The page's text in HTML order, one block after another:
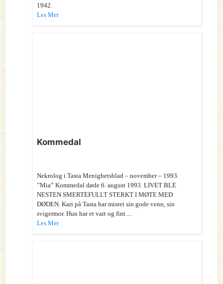
1942.
Les Mer
Kommedal
Nekrolog i Tasta Menighetsblad – november – 1993.
”Mia” Kommedal døde 6. august 1993. LIVET BLE
NESTEN SMERTEFULLT STERKT I MØTE MED
DØDEN. Kari på Tasta har mistet sin gode venn, sin
svigermor. Hun har et vart og fint ...
Les Mer